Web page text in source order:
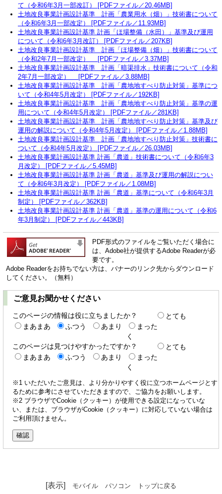
て（令和6年3月一部改訂） [PDFファイル／20.46MB]
土地改良事業計画設計基準 計画「農業用水（畑）」技術書について
（令和6年3月一部改定） [PDFファイル／11.93MB]
土地改良事業計画設計基準 計画「ほ場整備（水田）」基準及び運用
について（令和6年3月改訂） [PDFファイル／207KB]
土地改良事業計画設計基準 計画「ほ場整備（畑）」技術書について
（令和2年7月一部改定） [PDFファイル／3.37MB]
土地改良事業計画設計基準 計画「暗渠排水」技術書について（令和
2年7月一部改定） [PDFファイル／3.88MB]
土地改良事業計画設計基準 計画「農地地すべり防止対策」基準につ
いて（令和4年5月改定） [PDFファイル／192KB]
土地改良事業計画設計基準 計画「農地地すべり防止対策」基準の運
用について（令和4年5月改定） [PDFファイル／281KB]
土地改良事業計画設計基準 計画「農地地すべり防止対策」基準及び
運用の解説について（令和4年5月改定） [PDFファイル／1.88MB]
土地改良事業計画設計基準 計画「農地地すべり防止対策」技術書に
ついて（令和4年5月改定） [PDFファイル／26.03MB]
土地改良事業計画設計基準 計画「農道」技術書について（令和6年3
月改定） [PDFファイル／5.45MB]
土地改良事業計画設計基準 計画「農道」基準及び運用の解説につい
て（令和6年3月改定） [PDFファイル／1.08MB]
土地改良事業計画設計基準 計画「農道」基準について（令和6年3月
制定） [PDFファイル／362KB]
土地改良事業計画設計基準 計画「農道」基準の運用について（令和6
年3月制定） [PDFファイル／443KB]
PDF形式のファイルをご覧いただく場合に
は、Adobe社が提供するAdobe Readerが必
要です。
Adobe Readerをお持ちでない方は、バナーのリンク先からダウンロード
してください。（無料）
ご意見お聞かせください
このページの情報は役に立ちましたか？
とても
まあまあ
ふつう あまり
まった
く
このページは見つけやすかったですか？
とても
まあまあ
ふつう あまり
まった
く
※1 いただいたご意見は、より分かりやすく役に立つホームページとす
るために参考にさせていただきますので、ご協力をお願いします。
※2 ブラウザでCookie（クッキー）が使用できる設定になっていな
い、または、ブラウザがCookie（クッキー）に対応していない場合は
ご利用頂けません。
[表示] モバイル パソコン トップに戻る